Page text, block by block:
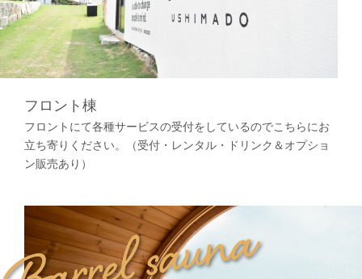
フロント棟
フロントにて各種サービスの受付をしているのでこちらにお
立ち寄りください。（受付・レンタル・ドリンク＆オプショ
ン販売あり）